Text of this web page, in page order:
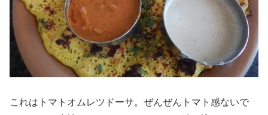
これはトマトオムレツドーサ。ぜんぜんトマト感ないで